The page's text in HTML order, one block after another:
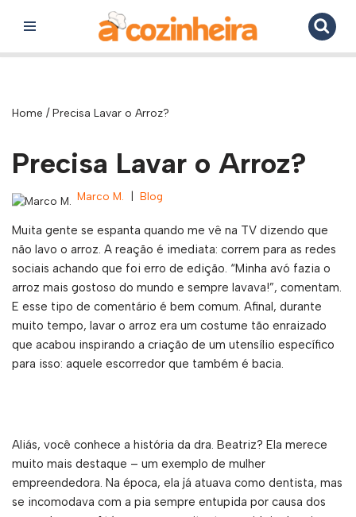
para
Home /Precisa Lavar o Arroz?
Precisa Lavar o Arroz?
Marco M. Blog
Muita gente se espanta quando me vê na TV dizendo que
não lavo o arroz. A reação é imediata: correm para as redes
sociais achando que foi erro de edição. “Minha avó fazia o
arroz mais gostoso do mundo e sempre lavava!”, comentam.
E esse tipo de comentário é bem comum. Afinal, durante
muito tempo, lavar o arroz era um costume tão enraizado
que acabou inspirando a criação de um utensílio específico
para isso: aquele escorredor que também é bacia.
Aliás, você conhece a história da dra. Beatriz? Ela merece
muito mais destaque – um exemplo de mulher
empreendedora. Na época, ela já atuava como dentista, mas
se incomodava com a pia sempre entupida por causa dos